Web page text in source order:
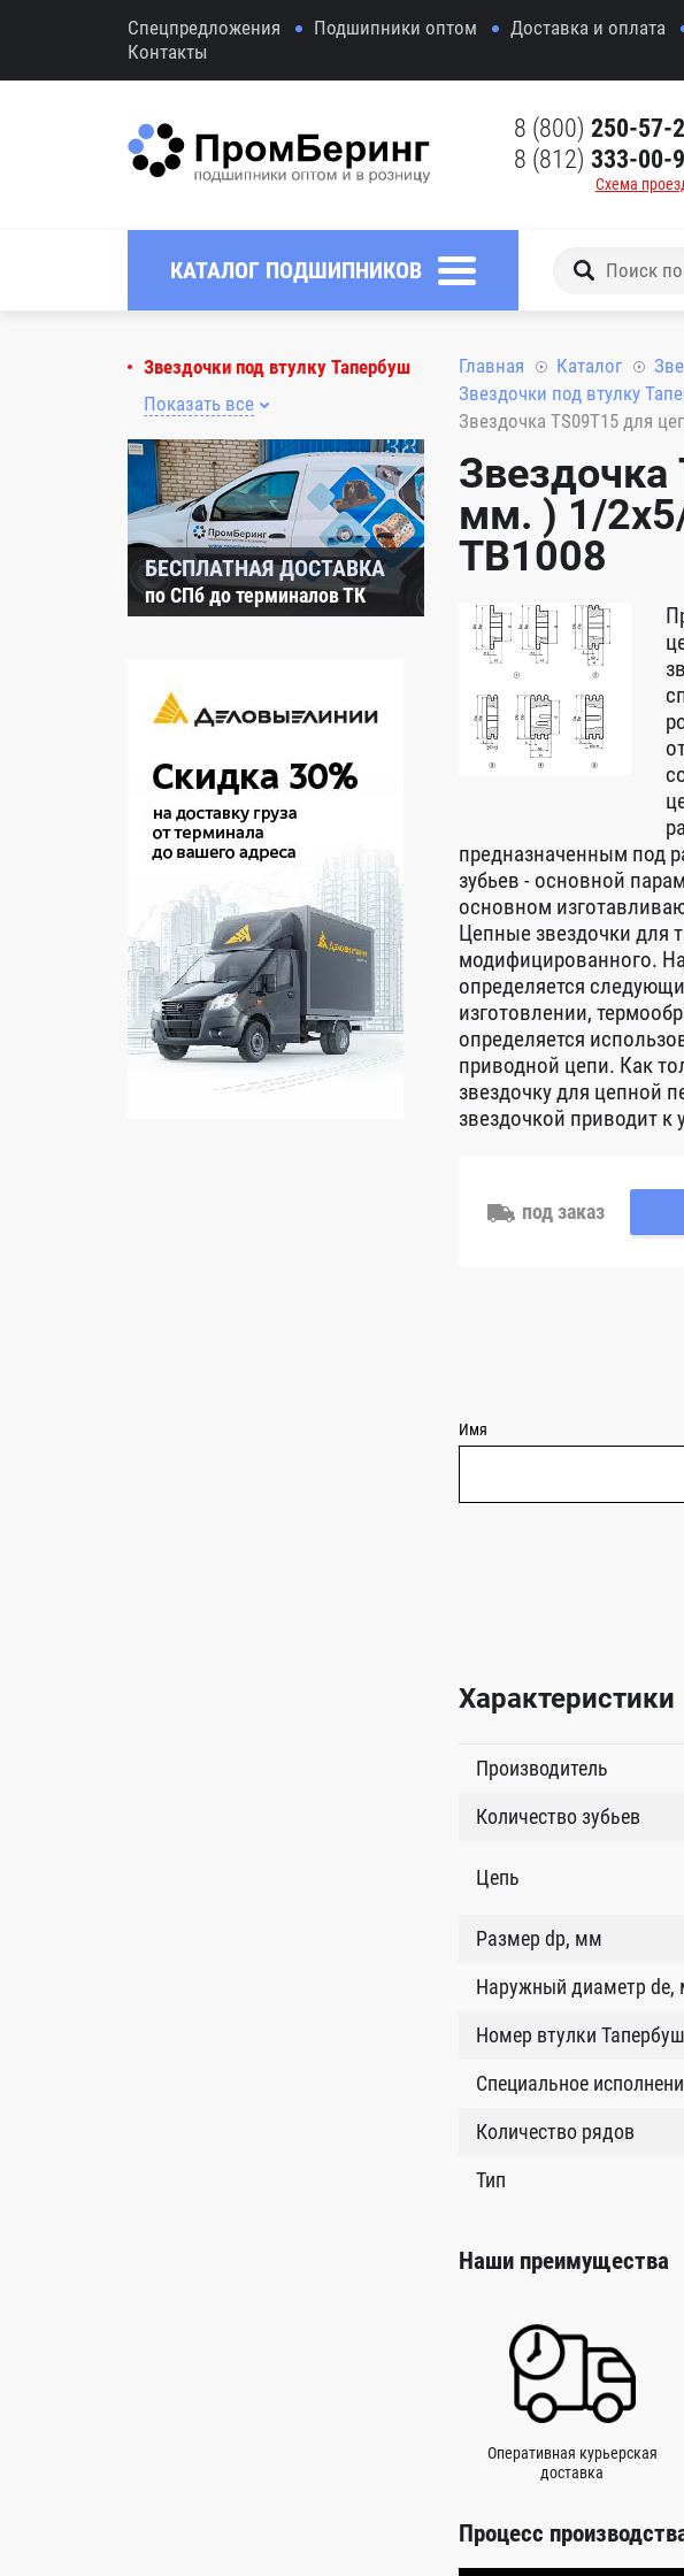
Спецпредложения Подшипники оптом Доставка и оплата
Контакты
8 (800) 250-57-
8 (812) 333-00-
Схема
КАТАЛОГ ПОДШИПНИКОВ
Звездочки под втулку Тапербуш
Показать все
БЕСПЛАТНАЯ ДОСТАВКА
по СПб до терминалов ТК
Главная Каталог
Звездочки под втулку
Звездочка TS09T15 для
Звездочка
мм. ) 1/
TB1008
предназначенным под
зубьев - основной
основном
Цепные звездочки для
модифицированного.
определяется
изготовлении,
определяется
приводной цепи. Как
звездочку для цепной
звездочкой приводит к
под заказ
Имя
Характеристики
Производитель
Количество зубьев
Цепь
Размер dp, мм
Наружный диаметр de,
Номер втулки Тапербуш
Специальное
Количество рядов
Тип
Наши преимущества
Оперативная курьерская
доставка
Процесс